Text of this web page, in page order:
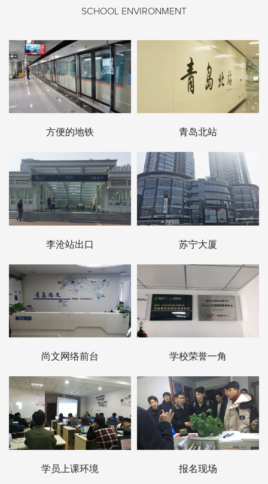
SCHOOL ENVIRONMENT
方便的地铁 青岛北站
李沧站出口 苏宁大厦
尚文网络前台 学校荣誉一角
学员上课环境 报名现场